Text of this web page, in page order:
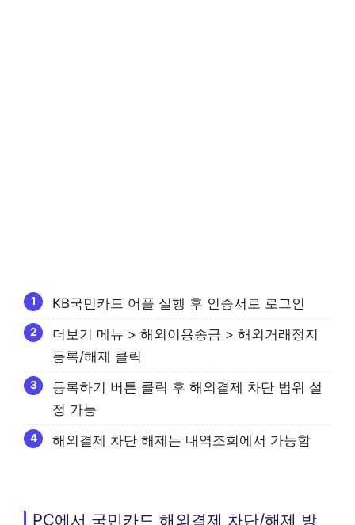
KB국민카드 어플 실행 후 인증서로 로그인
더보기 메뉴 > 해외이용송금 > 해외거래정지
등록/해제 클릭
등록하기 버튼 클릭 후 해외결제 차단 범위 설
정 가능
해외결제 차단 해제는 내역조회에서 가능함
PC에서 국민카드 해외결제 차단/해제 방